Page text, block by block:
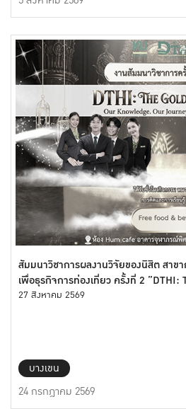
สัมมนาวิชาการผลงานวิจัยของนิสิต สาข
เพื่อธุรกิจการท่องเที่ยว ครั้งที่ 2 ”DTHI:
27 สิงหาคม 2569
บางเขน
24 กรกฎาคม 2569